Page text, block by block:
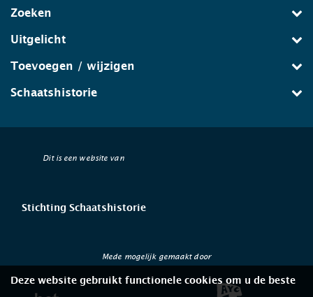
Zoeken
Uitgelicht
Toevoegen / wijzigen
Schaatshistorie
Dit is een website van
Stichting Schaatshistorie
Mede mogelijk gemaakt door
Deze website gebruikt functionele cookies om u de beste